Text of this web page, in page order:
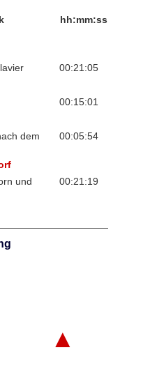
hh:mm:ss
00:21:05
00:15:01
dem
00:05:54
und
00:21:19
▲